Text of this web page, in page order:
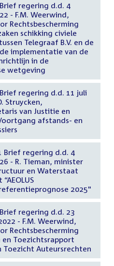
regering d.d. 4
- F.M. Weerwind,
Rechtsbescherming
schikking civiele
Telegraaf B.V. en de
implementatie van de
in de
wetgeving
regering d.d. 11 juli
Struycken,
van Justitie en
afstands- en
Brief regering d.d. 4
- R. Tieman, minister
en Waterstaat
2025"
regering d.d. 23
- F.M. Weerwind,
Rechtsbescherming
en Toezichtsrapport
Toezicht Auteursrechten